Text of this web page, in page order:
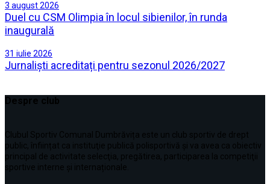
3 august 2026
Duel cu CSM Olimpia în locul sibienilor, în runda
inaugurală
31 iulie 2026
Jurnaliști acreditați pentru sezonul 2026/2027
Despre club
Clubul Sportiv Comunal Dumbrăvița este un club sportiv de drept
public, înființat ca instituţie publică polisportivă și va avea ca obiectiv
principal de activitate selecţia, pregătirea, participarea la competiţii
sportive interne şi internaționale.